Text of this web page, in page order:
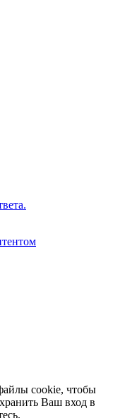
cookie, чтобы
Ваш вход в